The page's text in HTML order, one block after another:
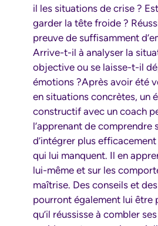
il les situations de crise ?
garder la tête froide ?
preuve de suffisamment
Arrive-t-il à analyser la
objective ou se laisse-t-il
émotions ?Après avoir été
en situations concrètes, un
constructif avec un coach
l’apprenant de comprendre
d’intégrer plus
qui lui manquent. Il en
lui-même et sur les
maîtrise. Des conseils et
pourront également lui être
qu’il réussisse à combler